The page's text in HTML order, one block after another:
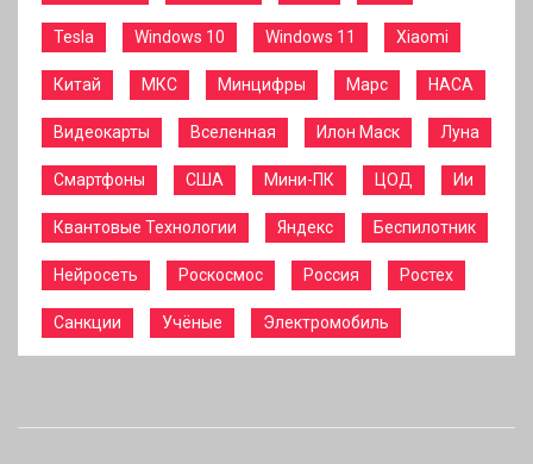
Tesla Windows 10 Windows 11 Xiaomi
Китай МКС Минцифры Марс НАСА
Видеокарты Вселенная Илон Маск Луна
Смартфоны США Мини-ПК ЦОД Ии
Квантовые Технологии Яндекс Беспилотник
Нейросеть Роскосмос Россия Ростех
Санкции Учёные Электромобиль